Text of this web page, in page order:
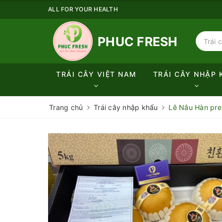
ALL FOR YOUR HEALTH
PHUC FRESH
TRÁI CÂY VIỆT NAM TRÁI CÂY NHẬP
Trang chủ Trái cây nhập khẩu Lê Nâu Hàn